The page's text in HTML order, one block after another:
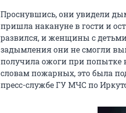
Проснувшись, они увидели
пришла накануне в гости и
развился, и женщины с
задымления они не смогли
получила ожоги при попытке
словам пожарных, это была
пресс-службе ГУ МЧС по